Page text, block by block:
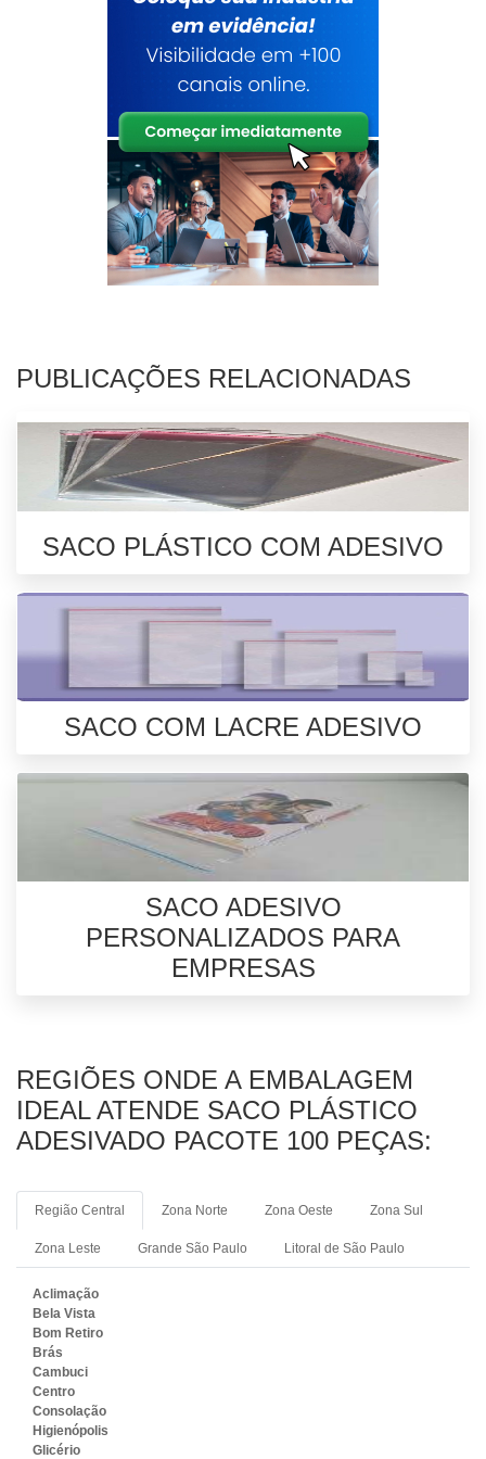
PUBLICAÇÕES RELACIONADAS
SACO PLÁSTICO COM ADESIVO
SACO COM LACRE ADESIVO
SACO ADESIVO
PERSONALIZADOS PARA
EMPRESAS
REGIÕES ONDE A EMBALAGEM
IDEAL ATENDE SACO PLÁSTICO
ADESIVADO PACOTE 100 PEÇAS:
Região Central Zona Norte Zona Oeste Zona Sul
Zona Leste Grande São Paulo Litoral de São Paulo
Aclimação
Bela Vista
Bom Retiro
Brás
Cambuci
Centro
Consolação
Higienópolis
Glicério